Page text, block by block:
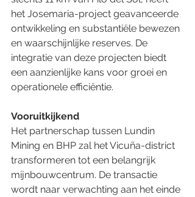
het Josemaria-project geavanceerde
ontwikkeling en substantiële bewezen
en waarschijnlijke reserves. De
integratie van deze projecten biedt
een aanzienlijke kans voor groei en
operationele efficiëntie.
Vooruitkijkend
Het partnerschap tussen Lundin
Mining en BHP zal het Vicuña-district
transformeren tot een belangrijk
mijnbouwcentrum. De transactie
wordt naar verwachting aan het einde